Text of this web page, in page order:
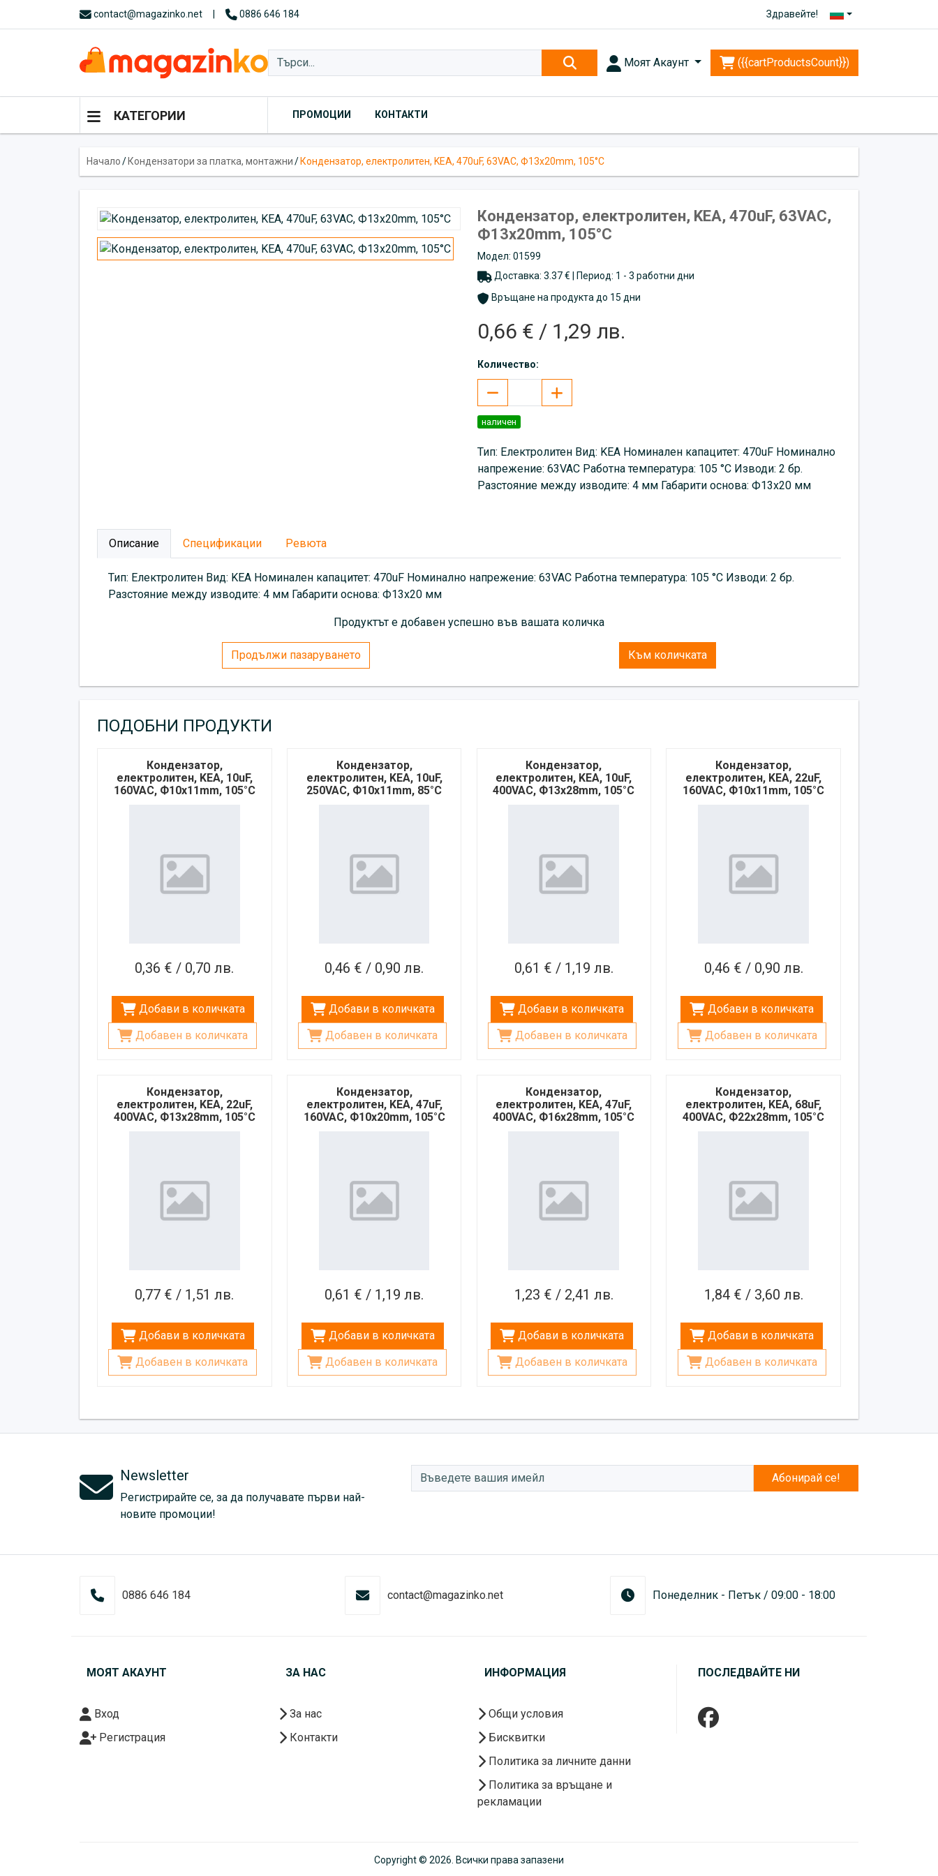
contact@magazinko.net 0886 646 184 Здравейте!
Моят Акаунт ({{cartProductsCount}})
КАТЕГОРИИ ПРОМОЦИИ КОНТАКТИ
Начало/ Кондензатори за платка, монтажни/ Кондензатор, електролитен, KEA, 470uF, 63VAC, Ф13х20mm, 105°C
Кондензатор, електролитен, KEA, 470uF, 63VAC,
Ф13х20mm, 105°C
Модел: 01599
Доставка: 3.37 € | Период: 1 - 3 работни дни
Връщане на продукта до 15 дни
0,66 € / 1,29 лв.
Количество:
наличен
Тип: Електролитен Вид: KEA Номинален капацитет: 470uF Номинално
напрежение: 63VAC Работна температура: 105 °C Изводи: 2 бр.
Разстояние между изводите: 4 мм Габарити основа: Ф13х20 мм
Описание Спецификации Ревюта
Тип: Електролитен Вид: KEA Номинален капацитет: 470uF Номинално напрежение: 63VAC Работна температура: 105 °C Изводи: 2 бр.
Разстояние между изводите: 4 мм Габарити основа: Ф13х20 мм
Продуктът е добавен успешно във вашата количка
Продължи пазаруването Към количката
ПОДОБНИ ПРОДУКТИ
Кондензатор,
електролитен, KEA, 10uF,
160VAC, Ф10х11mm, 105°C
0,36 € / 0,70 лв.
Добави в количката
Добавен в количката
Кондензатор,
електролитен, KEA, 10uF,
250VAC, Ф10х11mm, 85°C
0,46 € / 0,90 лв.
Добави в количката
Добавен в количката
Кондензатор,
електролитен, KEA, 10uF,
400VAC, Ф13х28mm, 105°C
0,61 € / 1,19 лв.
Добави в количката
Добавен в количката
Кондензатор,
електролитен, KEA, 22uF,
160VAC, Ф10х11mm, 105°C
0,46 € / 0,90 лв.
Добави в количката
Добавен в количката
Кондензатор,
електролитен, KEA, 22uF,
400VAC, Ф13х28mm, 105°C
0,77 € / 1,51 лв.
Добави в количката
Добавен в количката
Кондензатор,
електролитен, KEA, 47uF,
160VAC, Ф10х20mm, 105°C
0,61 € / 1,19 лв.
Добави в количката
Добавен в количката
Кондензатор,
електролитен, KEA, 47uF,
400VAC, Ф16х28mm, 105°C
1,23 € / 2,41 лв.
Добави в количката
Добавен в количката
Кондензатор,
електролитен, KEA, 68uF,
400VAC, Ф22х28mm, 105°C
1,84 € / 3,60 лв.
Добави в количката
Добавен в количката
Newsletter
Регистрирайте се, за да получавате първи най-
новите промоции!
Абонирай се!
0886 646 184 contact@magazinko.net Понеделник - Петък / 09:00 - 18:00
МОЯТ АКАУНТ
Вход
Регистрация
ЗА НАС
За нас
Контакти
ИНФОРМАЦИЯ
Общи условия
Бисквитки
Политика за личните данни
Политика за връщане и
рекламации
ПОСЛЕДВАЙТЕ НИ
Copyright © 2026. Всички права запазени